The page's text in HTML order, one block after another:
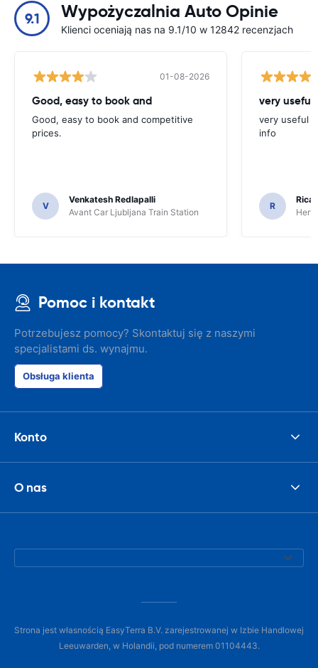
9.1 Wypożyczalnia Auto Opinie
Klienci oceniają nas na 9.1/10 w 12842 recenzjach
01-08-2026
Good, easy to book and
Good, easy to book and competitive
prices.
V
Venkatesh Redlapalli
Avant Car Ljubljana Train Station
very useful
very useful
info
R
Pomoc i kontakt
Potrzebujesz pomocy? Skontaktuj się z naszymi
specjalistami ds. wynajmu.
Obsługa klienta
Konto
O nas
Strona jest własnością EasyTerra B.V. zarejestrowanej w Izbie Handlowej
Leeuwarden, w Holandii, pod numerem 01104443.